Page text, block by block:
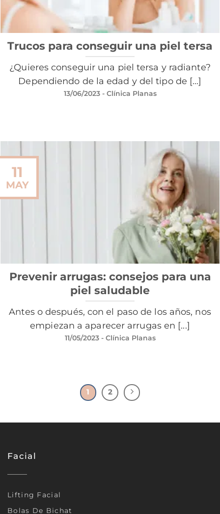
Trucos para conseguir una piel tersa
¿Quieres conseguir una piel tersa y radiante?
Dependiendo de la edad y del tipo de [...]
13/06/2023- Clínica Planas
Prevenir arrugas: consejos para una
piel saludable
Antes o después, con el paso de los años, nos
empiezan a aparecer arrugas en [...]
11/05/2023- Clínica Planas
11
MAY
1 2
Facial
Lifting Facial
Bolas De Bichat